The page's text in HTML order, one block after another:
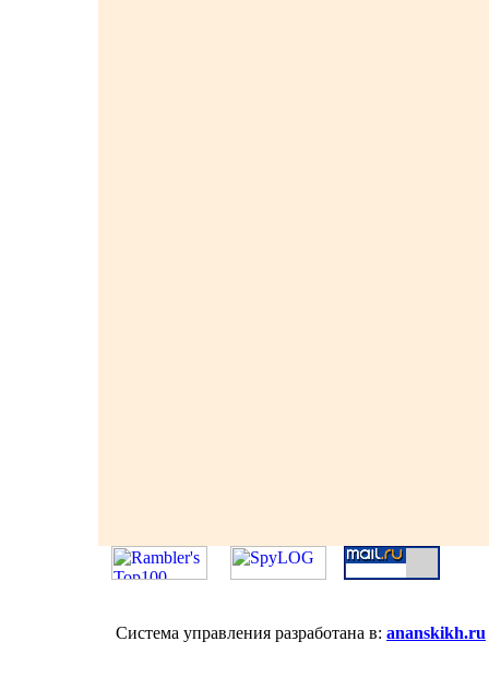
Система управления разработана в: ananskikh.ru